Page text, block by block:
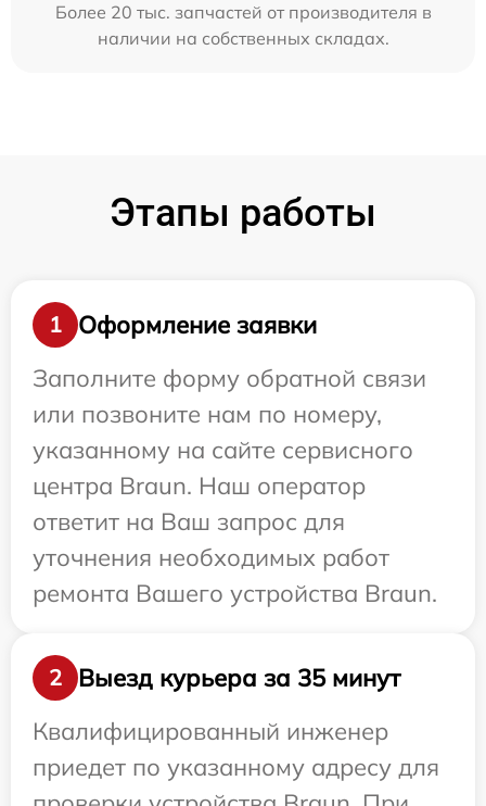
Более 20 тыс. запчастей от производителя в
наличии на собственных складах.
Этапы работы
1
Оформление заявки
Заполните форму обратной связи
или позвоните нам по номеру,
указанному на сайте сервисного
центра Braun. Наш оператор
ответит на Ваш запрос для
уточнения необходимых работ
ремонта Вашего устройства Braun.
2
Выезд курьера за 35 минут
Квалифицированный инженер
приедет по указанному адресу для